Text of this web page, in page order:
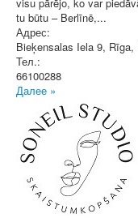
tu būtu – Berlīnē,...
Адрес:
Bieķensalas Iela 9, Rīga,
Тел.:
66100288
Далее »